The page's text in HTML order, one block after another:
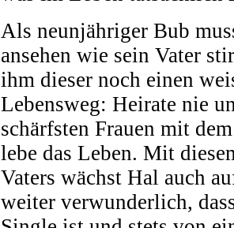
Als neunjähriger Bub
ansehen wie sein Vater
ihm dieser noch einen
Lebensweg: Heirate nie
schärfsten Frauen mit
lebe das Leben. Mit
Vaters wächst Hal auch
weiter verwunderlich,